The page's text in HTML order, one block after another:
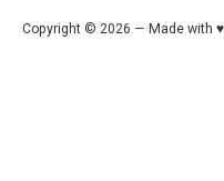
Copyright © 2026 — Made with